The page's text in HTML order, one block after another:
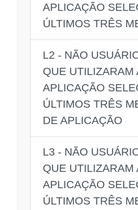
APLICAÇÃO
ÚLTIMOS TRÊS
L2 - NÃO
QUE UTILIZARAM
APLICAÇÃO
ÚLTIMOS TRÊS
DE APLICAÇÃO
L3 - NÃO
QUE UTILIZARAM
APLICAÇÃO
ÚLTIMOS TRÊS